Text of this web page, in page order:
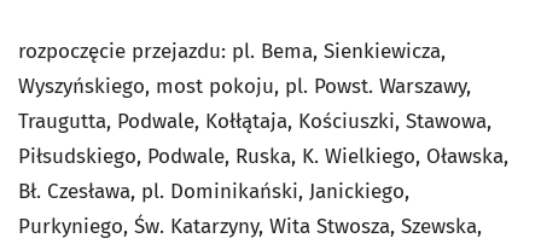
rozpoczęcie przejazdu: pl. Bema, Sienkiewicza,
Wyszyńskiego, most pokoju, pl. Powst. Warszawy,
Traugutta, Podwale, Kołłątaja, Kościuszki, Stawowa,
Piłsudskiego, Podwale, Ruska, K. Wielkiego, Oławska,
Bł. Czesława, pl. Dominikański, Janickiego,
Purkyniego, Św. Katarzyny, Wita Stwosza, Szewska,